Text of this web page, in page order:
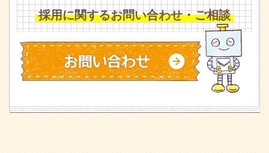
採用に関するお問い合わせ・ご相談